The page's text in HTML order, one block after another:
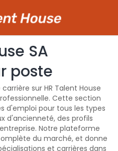
SA
poste
sur HR Talent House
Cette section
d'emploi pour tous les types
d'ancienneté, des profils
Notre plateforme
du marché, et donne
et carrières dans